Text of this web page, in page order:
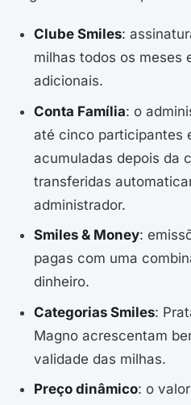
Clube Smiles:
milhas todos os meses
adicionais.
Conta Família: o
até cinco participantes
acumuladas depois da
transferidas
administrador.
Smiles & Money:
pagas com uma
dinheiro.
Categorias Smiles:
Magno acrescentam
validade das milhas.
Preço dinâmico: o